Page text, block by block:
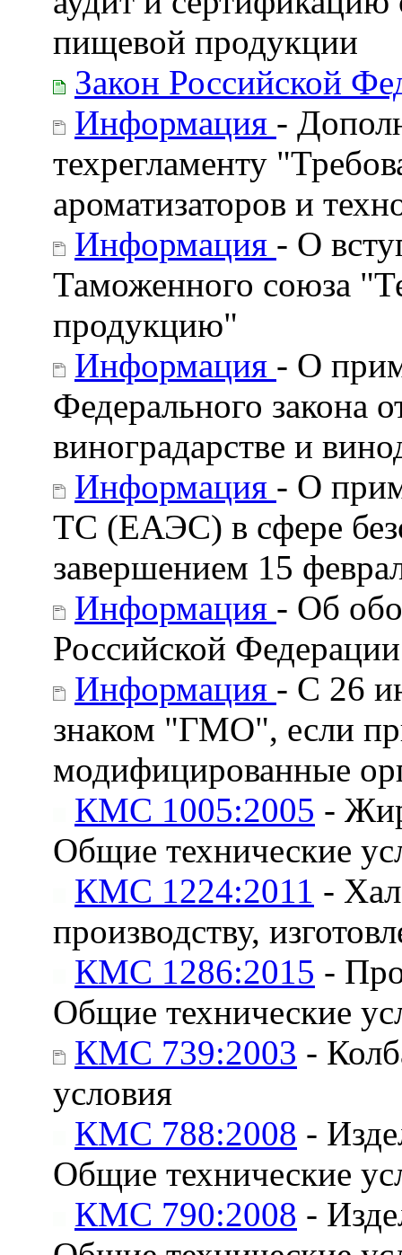
пищевой продукции
Закон Российской
Информация -
техрегламенту
ароматизаторов и
Информация - О
Таможенного союза
продукцию"
Информация - О
Федерального закона
виноградарстве и
Информация - О
ТС (ЕАЭС) в сфере
завершением 15
Информация - Об
Российской Федерации
Информация - С 26
знаком "ГМО", если
модифицированные
КМС 1005:2005 -
Общие технические
КМС 1224:2011 -
производству,
КМС 1286:2015 -
Общие технические
КМС 739:2003 -
условия
КМС 788:2008 -
Общие технические
КМС 790:2008 -